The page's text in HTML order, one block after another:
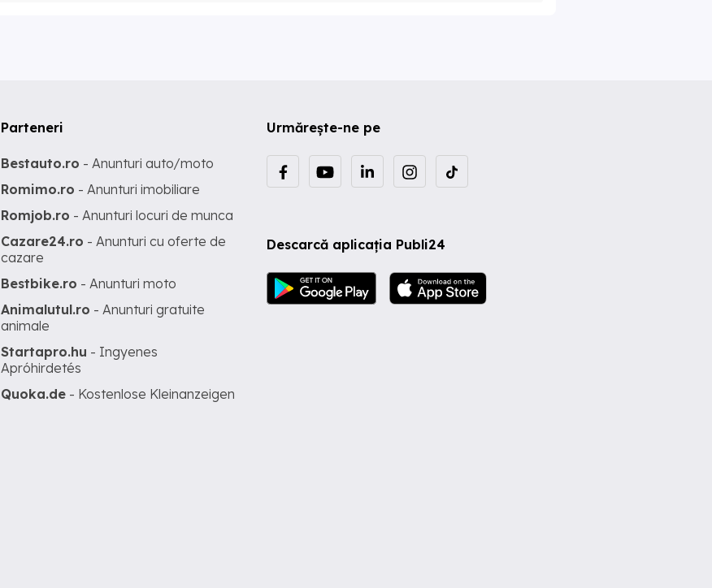
Urmărește-ne pe
Descarcă aplicația Publi24
Parteneri
Bestauto.ro - Anunturi auto/moto
Romimo.ro - Anunturi imobiliare
Romjob.ro - Anunturi locuri de munca
Cazare24.ro - Anunturi cu oferte de
cazare
Bestbike.ro - Anunturi moto
Animalutul.ro - Anunturi gratuite
animale
Startapro.hu - Ingyenes
Apróhirdetés
Quoka.de - Kostenlose Kleinanzeigen